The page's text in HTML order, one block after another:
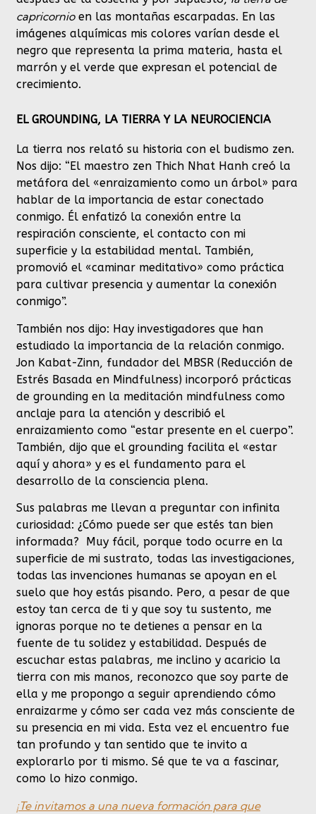
capricornioen las montañas escarpadas. En las
imágenes alquímicas mis colores varían desde el
negro que representa la prima materia, hasta el
marrón y el verde que expresan el potencial de
crecimiento.
EL GROUNDING, LA TIERRA Y LA NEUROCIENCIA
La tierra nos relató su historia con el budismo zen.
Nos dijo: “El maestro zen Thich Nhat Hanh creó la
metáfora del «enraizamiento como un árbol» para
hablar de la importancia de estar conectado
conmigo. Él enfatizó la conexión entre la
respiración consciente, el contacto con mi
superficie y la estabilidad mental. También,
promovió el «caminar meditativo» como práctica
para cultivar presencia y aumentar la conexión
conmigo”.
También nos dijo: Hay investigadores que han
estudiado la importancia de la relación conmigo.
Jon Kabat-Zinn, fundador del MBSR (Reducción de
Estrés Basada en Mindfulness) incorporó prácticas
de grounding en la meditación mindfulness como
anclaje para la atención y describió el
enraizamiento como “estar presente en el cuerpo”.
También, dijo que el grounding facilita el «estar
aquí y ahora» y es el fundamento para el
desarrollo de la consciencia plena.
Sus palabras me llevan a preguntar con infinita
curiosidad: ¿Cómo puede ser que estés tan bien
informada? Muy fácil, porque todo ocurre en la
superficie de mi sustrato, todas las investigaciones,
todas las invenciones humanas se apoyan en el
suelo que hoy estás pisando. Pero, a pesar de que
estoy tan cerca de ti y que soy tu sustento, me
ignoras porque no te detienes a pensar en la
fuente de tu solidez y estabilidad. Después de
escuchar estas palabras, me inclino y acaricio la
tierra con mis manos, reconozco que soy parte de
ella y me propongo a seguir aprendiendo cómo
enraizarme y cómo ser cada vez más consciente de
su presencia en mi vida. Esta vez el encuentro fue
tan profundo y tan sentido que te invito a
explorarlo por ti mismo. Sé que te va a fascinar,
como lo hizo conmigo.
¡Te invitamos a una nueva formación para que